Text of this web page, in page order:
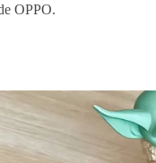
OPPO.